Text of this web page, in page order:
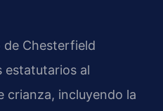
de Chesterfield
estatutarios al
crianza, incluyendo la